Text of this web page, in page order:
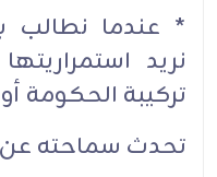
* عندما نطالب
نريد
تركيبة الحكومة
تحدث سماحته عن